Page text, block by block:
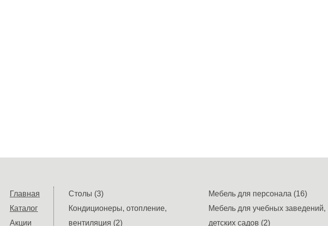
Главная
Каталог
Акции
Столы (3) Мебель для персонала (16)
Кондиционеры, отопление,
вентиляция (2)
Мебель для учебных заведений,
детских садов (2)